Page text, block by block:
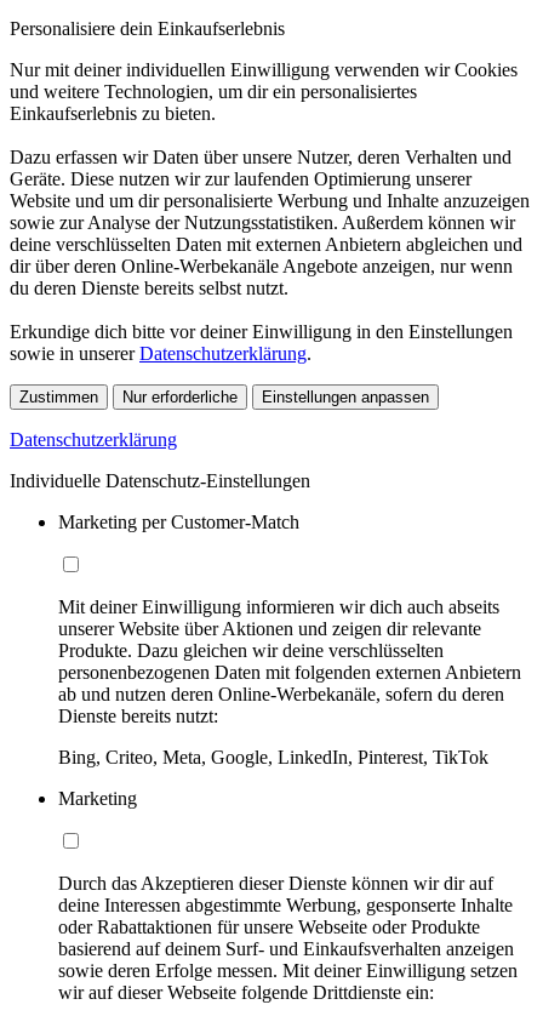
Personalisiere dein Einkaufserlebnis
Nur mit deiner individuellen Einwilligung verwenden wir Cookies
und weitere Technologien, um dir ein personalisiertes
Einkaufserlebnis zu bieten.
Dazu erfassen wir Daten über unsere Nutzer, deren Verhalten und
Geräte. Diese nutzen wir zur laufenden Optimierung unserer
Website und um dir personalisierte Werbung und Inhalte anzuzeigen
sowie zur Analyse der Nutzungsstatistiken. Außerdem können wir
deine verschlüsselten Daten mit externen Anbietern abgleichen und
dir über deren Online-Werbekanäle Angebote anzeigen, nur wenn
du deren Dienste bereits selbst nutzt.
Erkundige dich bitte vor deiner Einwilligung in den Einstellungen
sowie in unsererDatenschutzerklärung.
Zustimmen Nur erforderliche Einstellungen anpassen
Datenschutzerklärung
Individuelle Datenschutz-Einstellungen
Marketing per Customer-Match
Mit deiner Einwilligung informieren wir dich auch abseits
unserer Website über Aktionen und zeigen dir relevante
Produkte. Dazu gleichen wir deine verschlüsselten
personenbezogenen Daten mit folgenden externen Anbietern
ab und nutzen deren Online-Werbekanäle, sofern du deren
Dienste bereits nutzt:
Bing, Criteo, Meta, Google, LinkedIn, Pinterest, TikTok
Marketing
Durch das Akzeptieren dieser Dienste können wir dir auf
deine Interessen abgestimmte Werbung, gesponserte Inhalte
oder Rabattaktionen für unsere Webseite oder Produkte
basierend auf deinem Surf- und Einkaufsverhalten anzeigen
sowie deren Erfolge messen. Mit deiner Einwilligung setzen
wir auf dieser Webseite folgende Drittdienste ein: